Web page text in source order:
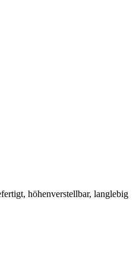
höhenverstellbar, langlebig